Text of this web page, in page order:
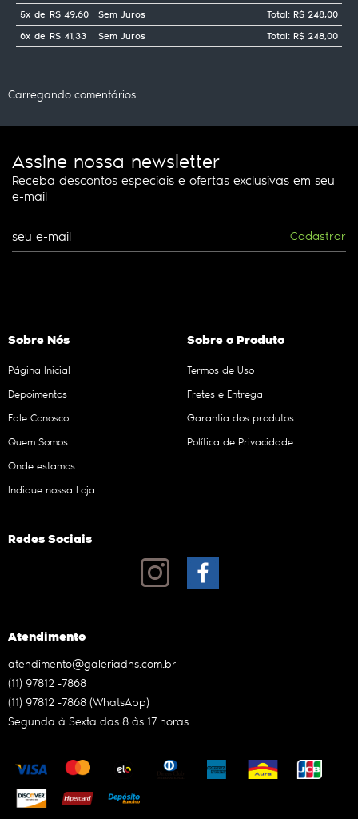
5x de R$ 49,60 Sem Juros
Total: R$ 248,00
6x de R$ 41,33 Sem Juros Total: R$ 248,00
Carregando comentários ...
Assine nossa newsletter
Receba descontos especiais e ofertas exclusivas em seu
e-mail
Cadastrar
Sobre Nós
Página Inicial
Depoimentos
Fale Conosco
Quem Somos
Onde estamos
Indique nossa Loja
Sobre o Produto
Termos de Uso
Fretes e Entrega
Garantia dos produtos
Política de Privacidade
Redes Sociais
Atendimento
(11) 97812 -7868
(11) 97812 -7868 (WhatsApp)
Segunda à Sexta das 8 às 17 horas
atendimento@galeriadns.com.br